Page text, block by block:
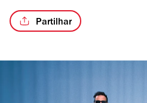
Partilhar